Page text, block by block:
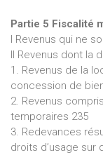
Partie 5 Fiscalité
I Revenus qui ne
II Revenus dont la
1. Revenus de la
concession de
2. Revenus
temporaires 235
3. Redevances
droits d’usage sur